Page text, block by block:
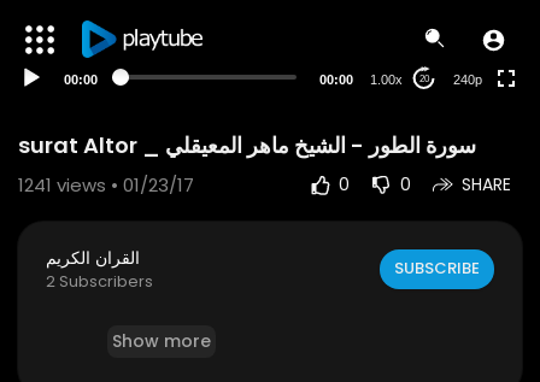
00:00 00:00 1.00x 20 240p
1241 views • 01/23/17 0 0 SHARE
القران الكريم
2 Subscribers
SUBSCRIBE
Show more